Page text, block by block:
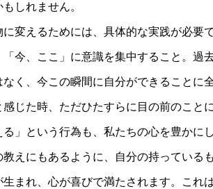
しれません。
変えるためには、具体的な実践が必要
今、ここ」に意識を集中すること。過
なく、今この瞬間に自分ができることに
感じた時、ただひたすらに目の前のこと
る」という行為も、私たちの心を豊かに
教えにもあるように、自分の持っている
まれ、心が喜びで満たされます。これ